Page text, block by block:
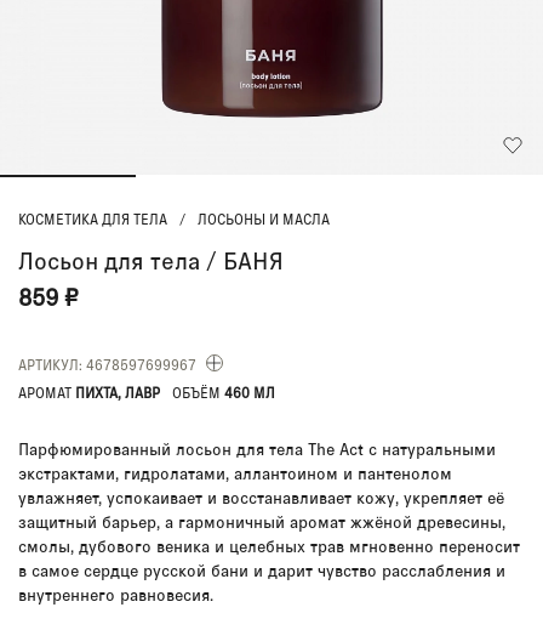
КОСМЕТИКА ДЛЯ ТЕЛА / ЛОСЬОНЫ И МАСЛА
Лосьон для тела / БАНЯ
859 ₽
АРТИКУЛ: 4678597699967
АРОМАТ ПИХТА, ЛАВР ОБЪЁМ 460 МЛ
Парфюмированный лосьон для тела The Act с натуральными
экстрактами, гидролатами, аллантоином и пантенолом
увлажняет, успокаивает и восстанавливает кожу, укрепляет её
защитный барьер, а гармоничный аромат жжёной древесины,
смолы, дубового веника и целебных трав мгновенно переносит
в самое сердце русской бани и дарит чувство расслабления и
внутреннего равновесия.